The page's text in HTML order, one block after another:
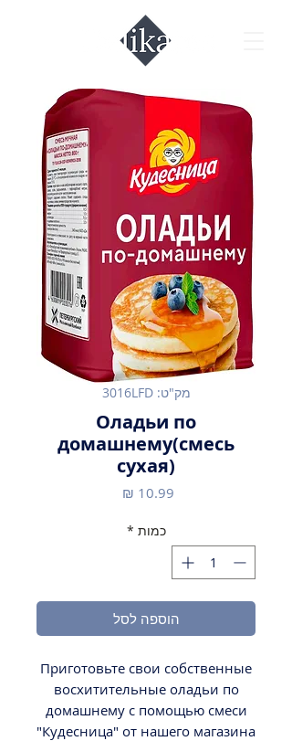
מק"ט: 3016LFD
Оладьи по
домашнему(смесь
сухая)
כמות *
הוספה לסל
Приготовьте свои собственные
восхитительные оладьи по
домашнему с помощью смеси
"Кудесница" от нашего магазина